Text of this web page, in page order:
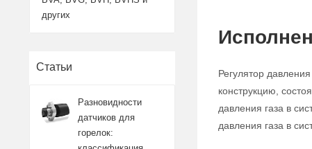
Регулятор
конструкцию,
давления газа в
давления газа в
других
Статьи
Разновидности
датчиков для
горелок: